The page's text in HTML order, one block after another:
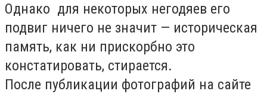
Однако для некоторых негодяев его
подвиг ничего не значит — историческая
память, как ни прискорбно это
констатировать, стирается.
После публикации фотографий на сайте